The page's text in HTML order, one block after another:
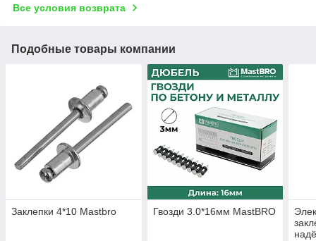
Все условия возврата
Подобные товары компании
Заклепки 4*10 Mastbro Гвозди 3.0*16мм MastBRO